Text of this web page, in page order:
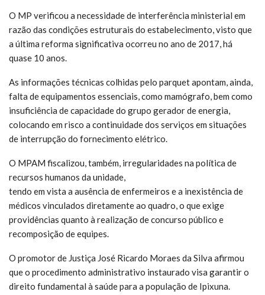
O MP verificou a necessidade de interferência ministerial em
razão das condições estruturais do estabelecimento, visto que
a última reforma significativa ocorreu no ano de 2017, há
quase 10 anos.
As informações técnicas colhidas pelo parquet apontam, ainda,
falta de equipamentos essenciais, como mamógrafo, bem como
insuficiência de capacidade do grupo gerador de energia,
colocando em risco a continuidade dos serviços em situações
de interrupção do fornecimento elétrico.
O MPAM fiscalizou, também, irregularidades na política de
recursos humanos da unidade,
tendo em vista a ausência de enfermeiros e a inexistência de
médicos vinculados diretamente ao quadro, o que exige
providências quanto à realização de concurso público e
recomposição de equipes.
O promotor de Justiça José Ricardo Moraes da Silva afirmou
que o procedimento administrativo instaurado visa garantir o
direito fundamental à saúde para a população de Ipixuna.